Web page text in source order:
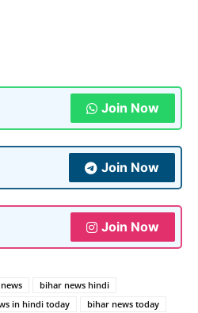
Join Now
Join Now
Join Now
bihar news hindi
in hindi today bihar news today